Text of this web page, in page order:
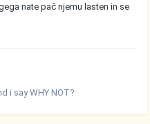
nate pač njemu lasten in se
i say WHY NOT?